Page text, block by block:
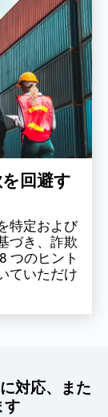
回避す
特定および
づき、詐欺
つのヒント
ていただけ
対応、また
す